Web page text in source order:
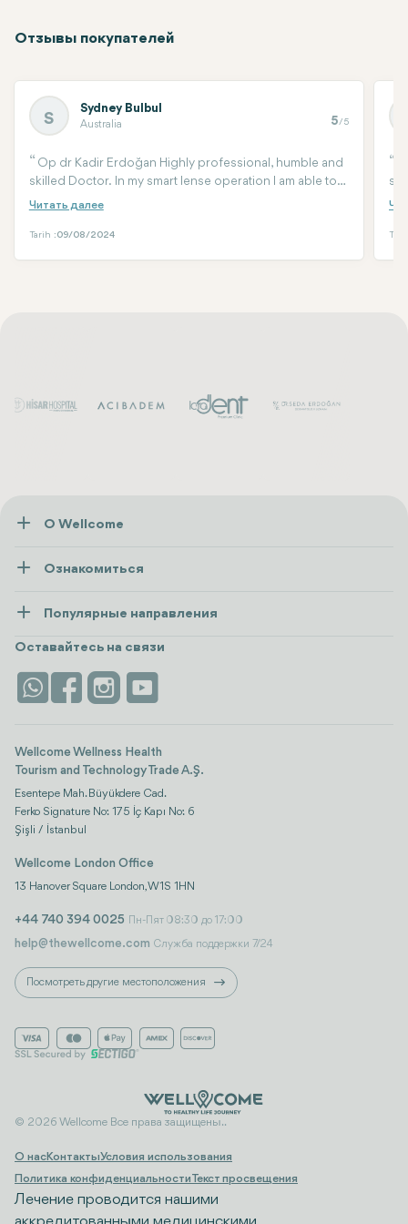
Отзывы покупателей
S
Sydney Bulbul
Australia 5/5
Op dr Kadir Erdoğan Highly professional, humble and
skilled Doctor. In my smart lense operation I am able to
see clearly without wearing my multifocal glasses.
Tarih :09/08/2024
О Wellcome
Пресса
Безопасность
Контакты
Ознакомиться
Wellness
Размещение
Достопримечательности
Отзывы
Популярные направления
посмотреть все
Istanbul
Оставайтесь на связи
Wellcome Wellness Health
Tourism and Technology Trade A.Ş.
Esentepe Mah. Büyükdere Cad.
Ferko Signature No: 175 İç Kapı No: 6
Şişli / İstanbul
Wellcome London Office
13 Hanover Square London, W1S 1HN
+44 740 394 0025 Пн-Пят 08:30 до 17:00
help@thewellcome.com Служба поддержки 7/24
Посмотреть другие местоположения
© 2026 Wellcome Все права защищены..
О насКонтактыУсловия использования
Политика конфиденциальностиТекст просвещения
Лечение проводится нашими